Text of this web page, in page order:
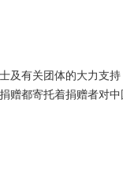
及有关团体的大力支
都寄托着捐赠者对